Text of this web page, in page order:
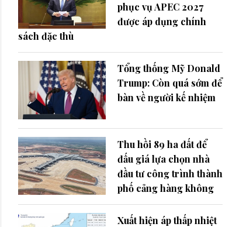
phục vụ APEC 2027
được áp dụng chính
sách đặc thù
Tổng thống Mỹ Donald
Trump: Còn quá sớm để
bàn về người kế nhiệm
Thu hồi 89 ha đất để
đấu giá lựa chọn nhà
đầu tư công trình thành
phố cảng hàng không
Xuất hiện áp thấp nhiệt